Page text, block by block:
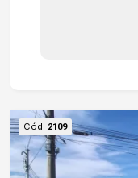
garantir um
Cód. 2109